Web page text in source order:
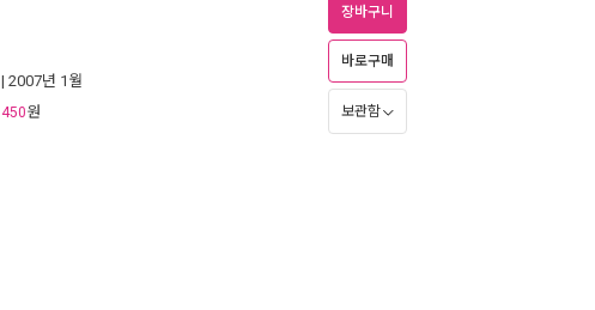
| 2007년 1월
450원
장바구니
바로구매
보관함